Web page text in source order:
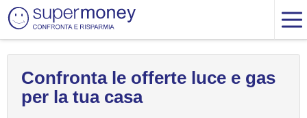
Confronta le offerte luce e gas
per la tua casa